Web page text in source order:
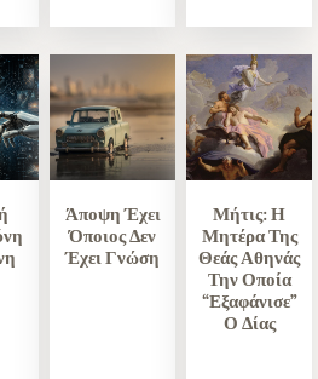
Άποψη Έχει
Όποιος Δεν
Έχει Γνώση
Μήτις: Η
Μητέρα Της
Θεάς Αθηνάς
Την Οποία
“εξαφάνισε”
Ο Δίας